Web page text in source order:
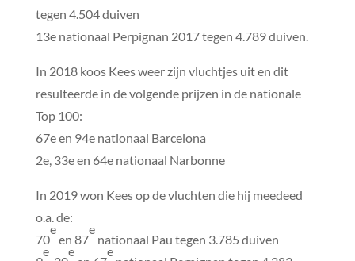
tegen 4.504 duiven
13e nationaal Perpignan 2017 tegen 4.789 duiven.
In 2018 koos Kees weer zijn vluchtjes uit en dit
resulteerde in de volgende prijzen in de nationale
Top 100:
67e en 94e nationaal Barcelona
2e, 33e en 64e nationaal Narbonne
In 2019 won Kees op de vluchten die hij meedeed
o.a. de:
70
e
en 87
e
nationaal Pau tegen 3.785 duiven
e e e